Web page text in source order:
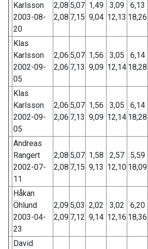
Karlsson
2003-08-
20
2,08
2,08
5,07
7,15
1,49
9,04
3,09
12,13
6,13
18,26
Klas
Karlsson
2002-09-
05
2,06
2,06
5,07
7,13
1,56
9,09
3,05
12,14
6,14
18,28
Klas
Karlsson
2002-09-
05
2,06
2,06
5,07
7,13
1,56
9,09
3,05
12,14
6,14
18,28
Andreas
Rangert
2002-07-
11
2,08
2,08
5,07
7,15
1,58
9,13
2,57
12,10
5,59
18,09
Håkan
Öhlund
2003-04-
23
2,09
2,09
5,03
7,12
2,02
9,14
3,02
12,16
6,20
18,36
David